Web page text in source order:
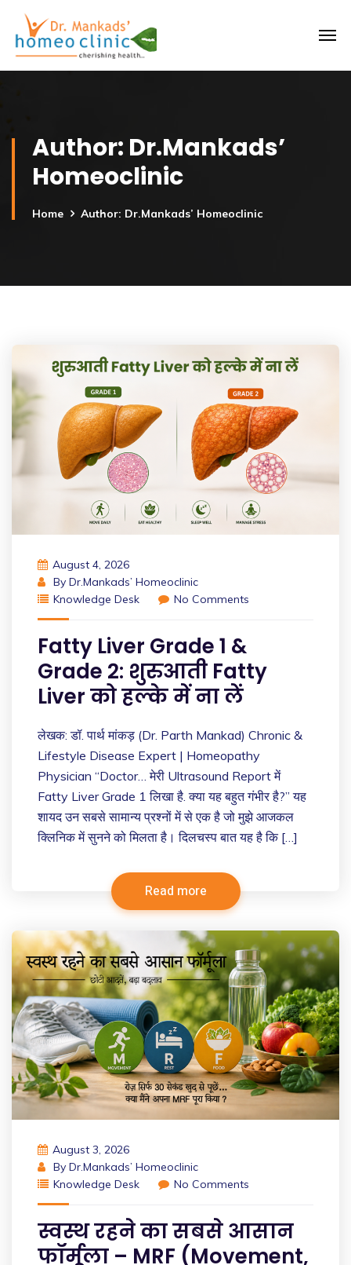
Author: Dr.Mankads’
Homeoclinic
Home Author: Dr.Mankads’ Homeoclinic
August 4, 2026
By Dr.Mankads’ Homeoclinic
Knowledge Desk
No Comments
Fatty Liver Grade 1 &
Grade 2: शुरुआती Fatty
Liver को हल्के में ना लें
लेखक: डॉ. पार्थ मांकड़ (Dr. Parth Mankad) Chronic &
Lifestyle Disease Expert | Homeopathy
Physician “Doctor… मेरी Ultrasound Report में
Fatty Liver Grade 1 लिखा है. क्या यह बहुत गंभीर है?” यह
शायद उन सबसे सामान्य प्रश्नों में से एक है जो मुझे आजकल
क्लिनिक में सुनने को मिलता है। दिलचस्प बात यह है कि […]
Read more
August 3, 2026
By Dr.Mankads’ Homeoclinic
Knowledge Desk
No Comments
स्वस्थ रहने का सबसे आसान
फॉर्मूला – MRF (Movement,